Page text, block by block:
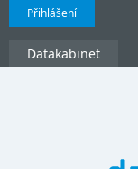
Přihlášení
Datakabinet